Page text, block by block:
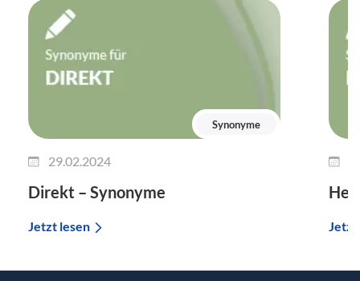
Synonyme
29.02.2024
Direkt – Synonyme
Jetzt lesen Jetzt